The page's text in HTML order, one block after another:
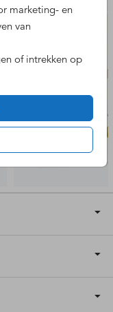
marketing- en
van
of intrekken op